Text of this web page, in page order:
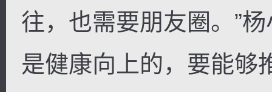
往，也需要朋友圈。”
是健康向上的，要能够